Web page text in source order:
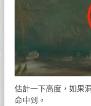
估計一下高度，如果
命中到。